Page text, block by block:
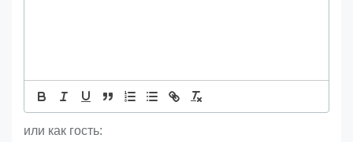
или как гость: